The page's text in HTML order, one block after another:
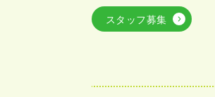
スタッフ募集